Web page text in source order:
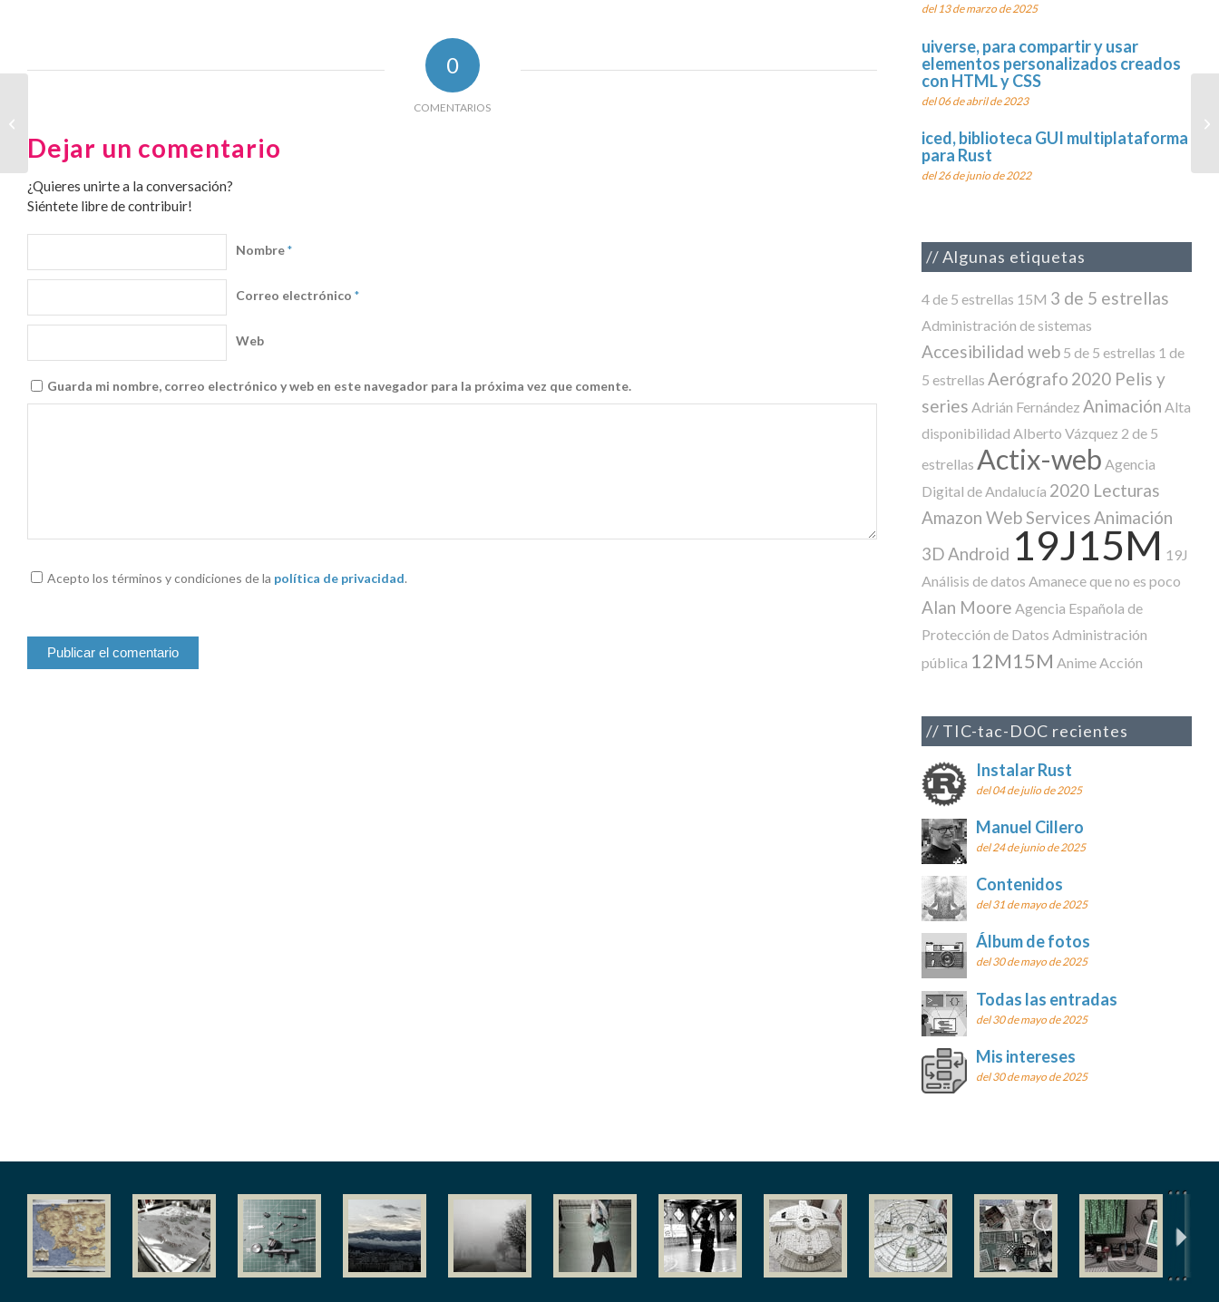
0
COMENTARIOS
Dejar un comentario
¿Quieres unirte a la conversación?
Siéntete libre de contribuir!
Nombre*
Correo electrónico *
Web
Guarda mi nombre, correo electrónico y web en este navegador para la próxima vez que comente.
Acepto los términos y condiciones de la política de privacidad.
del 13 de marzo de 2025
uiverse, para compartir y usar
elementos personalizados creados
con HTML y CSS
del 06 de abril de 2023
iced, biblioteca GUI multiplataforma
para Rust
del 26 de junio de 2022
Algunas etiquetas
4 de 5 estrellas 15M 3 de 5 estrellas
Administración de sistemas
Accesibilidad web 5 de 5 estrellas 1 de
5 estrellas Aerógrafo 2020 Pelis y
series Adrián Fernández Animación Alta
disponibilidad Alberto Vázquez 2 de 5
estrellas Actix-web Agencia
Digital de Andalucía 2020 Lecturas
Amazon Web ServicesAnimación
3DAndroid 19J15M 19J
Análisis de datos Amanece que no es poco
Alan Moore Agencia Española de
Protección de Datos Administración
pública 12M15M AnimeAcción
TIC-tac-DOC recientes
Instalar Rust
del 04 de julio de 2025
Manuel Cillero
del 24 de junio de 2025
Contenidos
del 31 de mayo de 2025
Álbum de fotos
del 30 de mayo de 2025
Todas las entradas
del 30 de mayo de 2025
Mis intereses
del 30 de mayo de 2025